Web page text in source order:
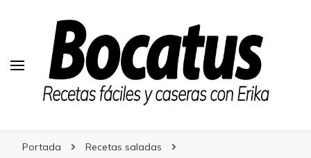
Portada
Recetas saladas